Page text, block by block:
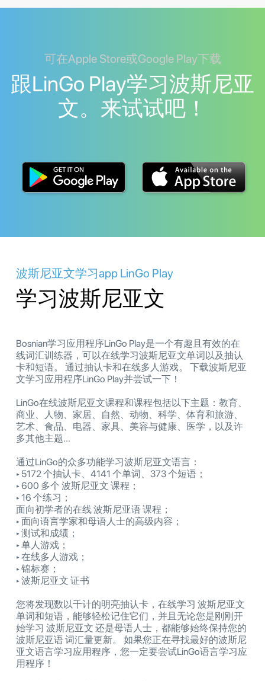
可在Apple Store或Google Play下载
跟LinGo Play学习波斯尼亚
文。来试试吧！
波斯尼亚文学习app LinGo Play
学习波斯尼亚文
Bosnian学习应用程序LinGo Play是一个有趣且有效的在
线词汇训练器，可以在线学习波斯尼亚文单词以及抽认
卡和短语。 通过抽认卡和在线多人游戏。 下载波斯尼亚
文学习应用程序LinGo Play并尝试一下！
LinGo在线波斯尼亚文课程和课程包括以下主题：教育、
商业、人物、家居、自然、动物、科学、体育和旅游、
艺术、食品、电器、家具、美容与健康、医学，以及许
多其他主题...
通过LinGo的众多功能学习波斯尼亚文语言：
‣ 5172 个抽认卡、4141 个单词、373 个短语；
‣ 600 多个 波斯尼亚文 课程；
‣ 16 个练习；
面向初学者的在线 波斯尼亚语 课程；
‣ 面向语言学家和母语人士的高级内容；
‣ 测试和成绩；
‣ 单人游戏；
‣ 在线多人游戏；
‣ 锦标赛；
‣ 波斯尼亚文 证书
您将发现数以千计的明亮抽认卡，在线学习 波斯尼亚文
单词和短语，能够轻松记住它们，并且无论您是刚刚开
始学习 波斯尼亚文 还是母语人士，都能够始终保持您的
波斯尼亚语 词汇量更新。 如果您正在寻找最好的波斯尼
亚文语言学习应用程序，您一定要尝试LinGo语言学习应
用程序！